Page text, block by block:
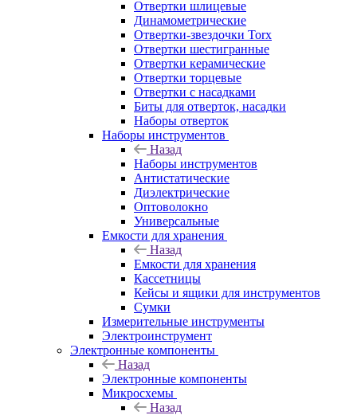
Отвертки шлицевые
Динамометрические
Отвертки-звездочки Torx
Отвертки шестигранные
Отвертки керамические
Отвертки торцевые
Отвертки с насадками
Биты для отверток, насадки
Наборы отверток
Наборы инструментов
Назад
Наборы инструментов
Антистатические
Диэлектрические
Оптоволокно
Универсальные
Емкости для хранения
Назад
Емкости для хранения
Кассетницы
Кейсы и ящики для инструментов
Сумки
Измерительные инструменты
Электроинструмент
Электронные компоненты
Назад
Электронные компоненты
Микросхемы
Назад